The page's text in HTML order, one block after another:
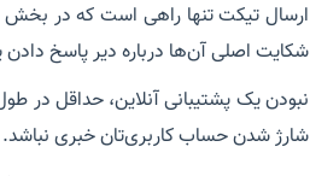
ارسال تیکت تنها راهی است که در بخش
شکایت اصلی آن‌ها درباره دیر پاسخ
نبودن یک پشتیبانی آنلاین، حداقل در
شارژ شدن حساب کاربری‌تان خبری نباشد.